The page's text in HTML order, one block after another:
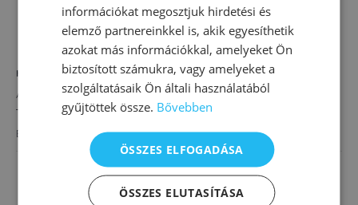
HELYSZÍN
AnKa Magnolia XVI.
Thököly út 4.
Budapest
Magyarország+ Google Térkép
Komplex délutáni napközi
foglalkozás
Alapozó fejlesztés iskolásoknak
információkat megosztjuk hirdetési és
elemző partnereinkkel is, akik egyesíthetik
azokat más információkkal, amelyeket Ön
biztosított számukra, vagy amelyeket a
szolgáltatásaik Ön általi használatából
gyűjtöttek össze. Bővebben
ÖSSZES ELFOGADÁSA
ÖSSZES ELUTASÍTÁSA